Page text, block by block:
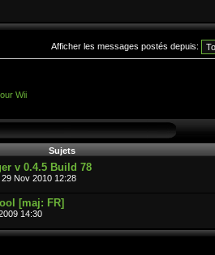
Afficher les messages postés depuis:
Wii
Sujets
v 0.4.5 Build 78
29 Nov 2010 12:28
[maj: FR]
14:30